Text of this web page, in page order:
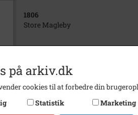
1806
Store Magleby
1970- 1990
på arkiv.dk
cookies til at forbedre din
Statistik Marketing